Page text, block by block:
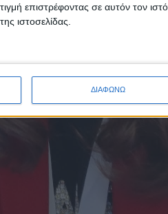
επιστρέφοντας σε αυτόν τον
ιστοσελίδας.
ΔΙΑΦΩΝΩ